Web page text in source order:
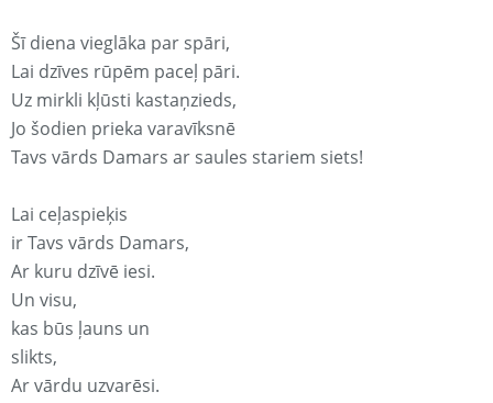
Šī diena vieglāka par spāri,
Lai dzīves rūpēm paceļ pāri.
Uz mirkli kļūsti kastaņzieds,
Jo šodien prieka varavīksnē
Tavs vārds Damars ar saules stariem siets!
Lai ceļaspieķis
ir Tavs vārds Damars,
Ar kuru dzīvē iesi.
Un visu,
kas būs ļauns un
slikts,
Ar vārdu uzvarēsi.